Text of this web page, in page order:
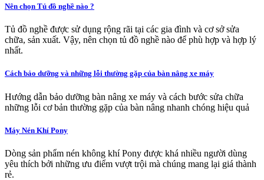
Nên chọn Tủ đồ nghề nào ?
Tủ đồ nghề được sử dụng rộng rãi tại các gia đình và cơ sở sửa
chữa, sản xuất. Vậy, nên chọn tủ đồ nghề nào để phù hợp và hợp lý
nhất.
Cách bảo dưỡng và những lỗi thường gặp của bàn nâng xe máy
Hướng dẫn bảo dưỡng bàn nâng xe máy và cách bước sửa chữa
những lỗi cơ bản thường gặp của bàn nâng nhanh chóng hiệu quả
Máy Nén Khí Pony
Dòng sản phẩm nén không khí Pony được khá nhiều người dùng
yêu thích bởi những ưu điểm vượt trội mà chúng mang lại giá thành
rẻ.